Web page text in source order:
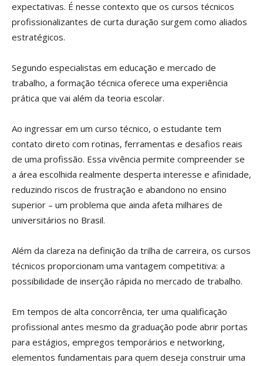
expectativas. É nesse contexto que os cursos técnicos
profissionalizantes de curta duração surgem como aliados
estratégicos.
Segundo especialistas em educação e mercado de
trabalho, a formação técnica oferece uma experiência
prática que vai além da teoria escolar.
Ao ingressar em um curso técnico, o estudante tem
contato direto com rotinas, ferramentas e desafios reais
de uma profissão. Essa vivência permite compreender se
a área escolhida realmente desperta interesse e afinidade,
reduzindo riscos de frustração e abandono no ensino
superior – um problema que ainda afeta milhares de
universitários no Brasil.
Além da clareza na definição da trilha de carreira, os cursos
técnicos proporcionam uma vantagem competitiva: a
possibilidade de inserção rápida no mercado de trabalho.
Em tempos de alta concorrência, ter uma qualificação
profissional antes mesmo da graduação pode abrir portas
para estágios, empregos temporários e networking,
elementos fundamentais para quem deseja construir uma